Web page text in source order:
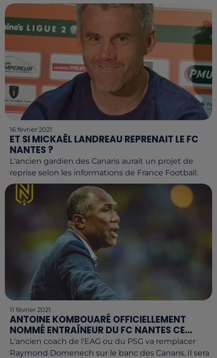
16 février 2021
ET SI MICKAËL LANDREAU REPRENAIT LE FC
NANTES ?
L'ancien gardien des Canaris aurait un projet de
reprise selon les informations de France Football.
11 février 2021
ANTOINE KOMBOUARÉ OFFICIELLEMENT
NOMMÉ ENTRAÎNEUR DU FC NANTES CE...
L'ancien coach de l'EAG ou du PSG va remplacer
Raymond Domenech sur le banc des Canaris. Il sera